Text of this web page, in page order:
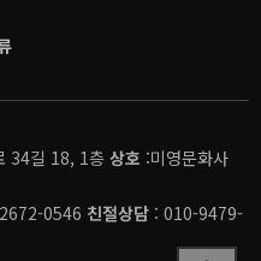
34길 18, 1층 상호 :미영문화사
0546 친절상담 : 010-9479-